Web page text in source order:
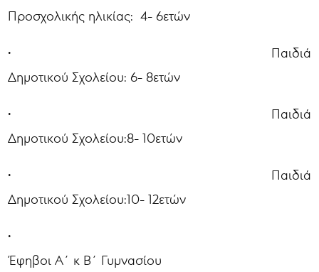
Προσχολικής ηλικίας: 4- 6ετών
• Παιδιά
Δημοτικού Σχολείου: 6- 8ετών
• Παιδιά
Δημοτικού Σχολείου:8- 10ετών
• Παιδιά
Δημοτικού Σχολείου:10- 12ετών
•
Έφηβοι Α΄ κ Β΄ Γυμνασίου